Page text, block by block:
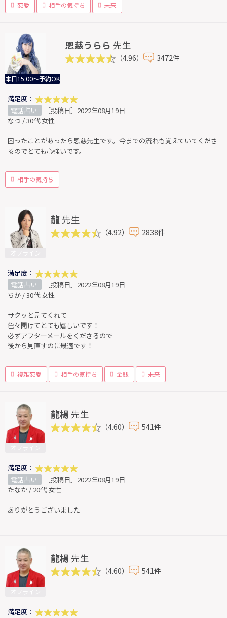
恋愛 相手の気持ち 未来
本日15:00～予約OK
恩慈うらら 先生
（4.96） 3472件
満足度：
電話占い
［投稿日］2022年08月19日
なつ / 30代 女性
困ったことがあったら恩慈先生です。今までの流れも覚えていてくださ
るのでとても心強いです。
相手の気持ち
龍 先生
（4.92） 2838件
満足度：
電話占い
［投稿日］2022年08月19日
ちか / 30代 女性
サクッと見てくれて
色々聞けてとても嬉しいです！
必ずアフターメールをくださるので
後から見直すのに最適です！
複雑恋愛 相手の気持ち 金銭 未来
龍楊 先生
（4.60） 541件
満足度：
電話占い
［投稿日］2022年08月19日
たなか / 20代 女性
ありがとうございました
龍楊 先生
（4.60） 541件
満足度：